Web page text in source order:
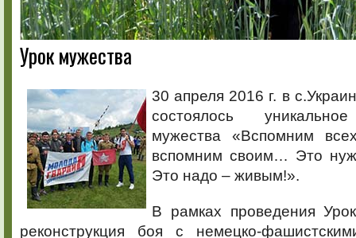
Урок мужества
30 апреля 2016 г. в
состоялось
мужества «Вспомним
вспомним своим… Это
Это надо – живым!».
В рамках проведения
реконструкция боя с немецко-